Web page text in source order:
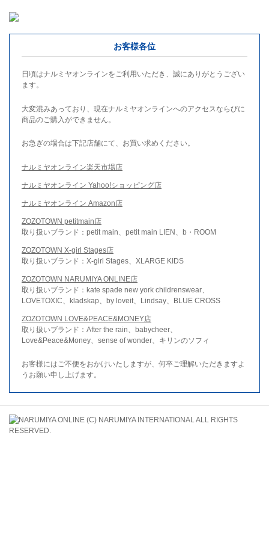
お客様各位
日頃はナルミヤオンラインをご利用いただき、誠にありがとうござい
ます。
大変混みあっており、現在ナルミヤオンラインへのアクセスならびに
商品のご購入ができません。
お急ぎの場合は下記店舗にて、お買い求めください。
ナルミヤオンライン楽天市場店
ナルミヤオンライン Yahoo!ショッピング店
ナルミヤオンライン Amazon店
ZOZOTOWN petitmain店
取り扱いブランド：petit main、petit main LIEN、b・ROOM
ZOZOTOWN X-girl Stages店
取り扱いブランド：X-girl Stages、XLARGE KIDS
ZOZOTOWN NARUMIYA ONLINE店
取り扱いブランド：kate spade new york childrenswear、
LOVETOXIC、kladskap、by loveit、Lindsay、BLUE CROSS
ZOZOTOWN LOVE&PEACE&MONEY店
取り扱いブランド：After the rain、babycheer、
Love&Peace&Money、sense of wonder、キリンのソフィ
お客様にはご不便をおかけいたしますが、何卒ご理解いただきますよ
うお願い申し上げます。